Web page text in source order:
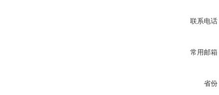
联系电话
常用邮箱
省份